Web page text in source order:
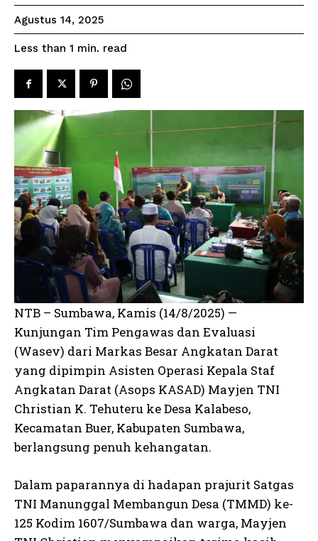
Agustus 14, 2025
Less than 1 min. read
NTB – Sumbawa, Kamis (14/8/2025) —
Kunjungan Tim Pengawas dan Evaluasi
(Wasev) dari Markas Besar Angkatan Darat
yang dipimpin Asisten Operasi Kepala Staf
Angkatan Darat (Asops KASAD) Mayjen TNI
Christian K. Tehuteru ke Desa Kalabeso,
Kecamatan Buer, Kabupaten Sumbawa,
berlangsung penuh kehangatan.
Dalam paparannya di hadapan prajurit Satgas
TNI Manunggal Membangun Desa (TMMD) ke-
125 Kodim 1607/Sumbawa dan warga, Mayjen